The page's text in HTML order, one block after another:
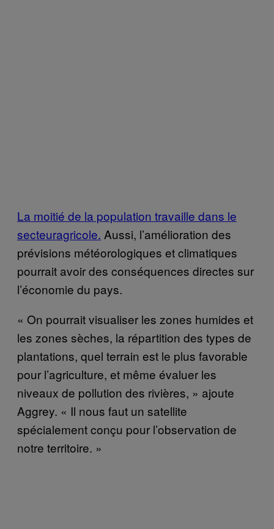
La moitié de la population travaille dans le
secteuragricole. Aussi, l’amélioration des
prévisions météorologiques et climatiques
pourrait avoir des conséquences directes sur
l’économie du pays.
« On pourrait visualiser les zones humides et
les zones sèches, la répartition des types de
plantations, quel terrain est le plus favorable
pour l’agriculture, et même évaluer les
niveaux de pollution des rivières, » ajoute
Aggrey. « Il nous faut un satellite
spécialement conçu pour l’observation de
notre territoire. »